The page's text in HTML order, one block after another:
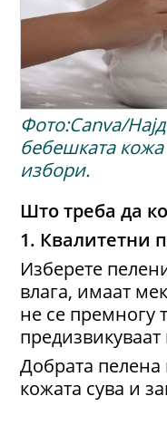
Фото:Canva/
бебешката
избори.
Што треба да
1. Квалитетни
Изберете
влага, имаат
не се премногу
Добрата
кожата сува и